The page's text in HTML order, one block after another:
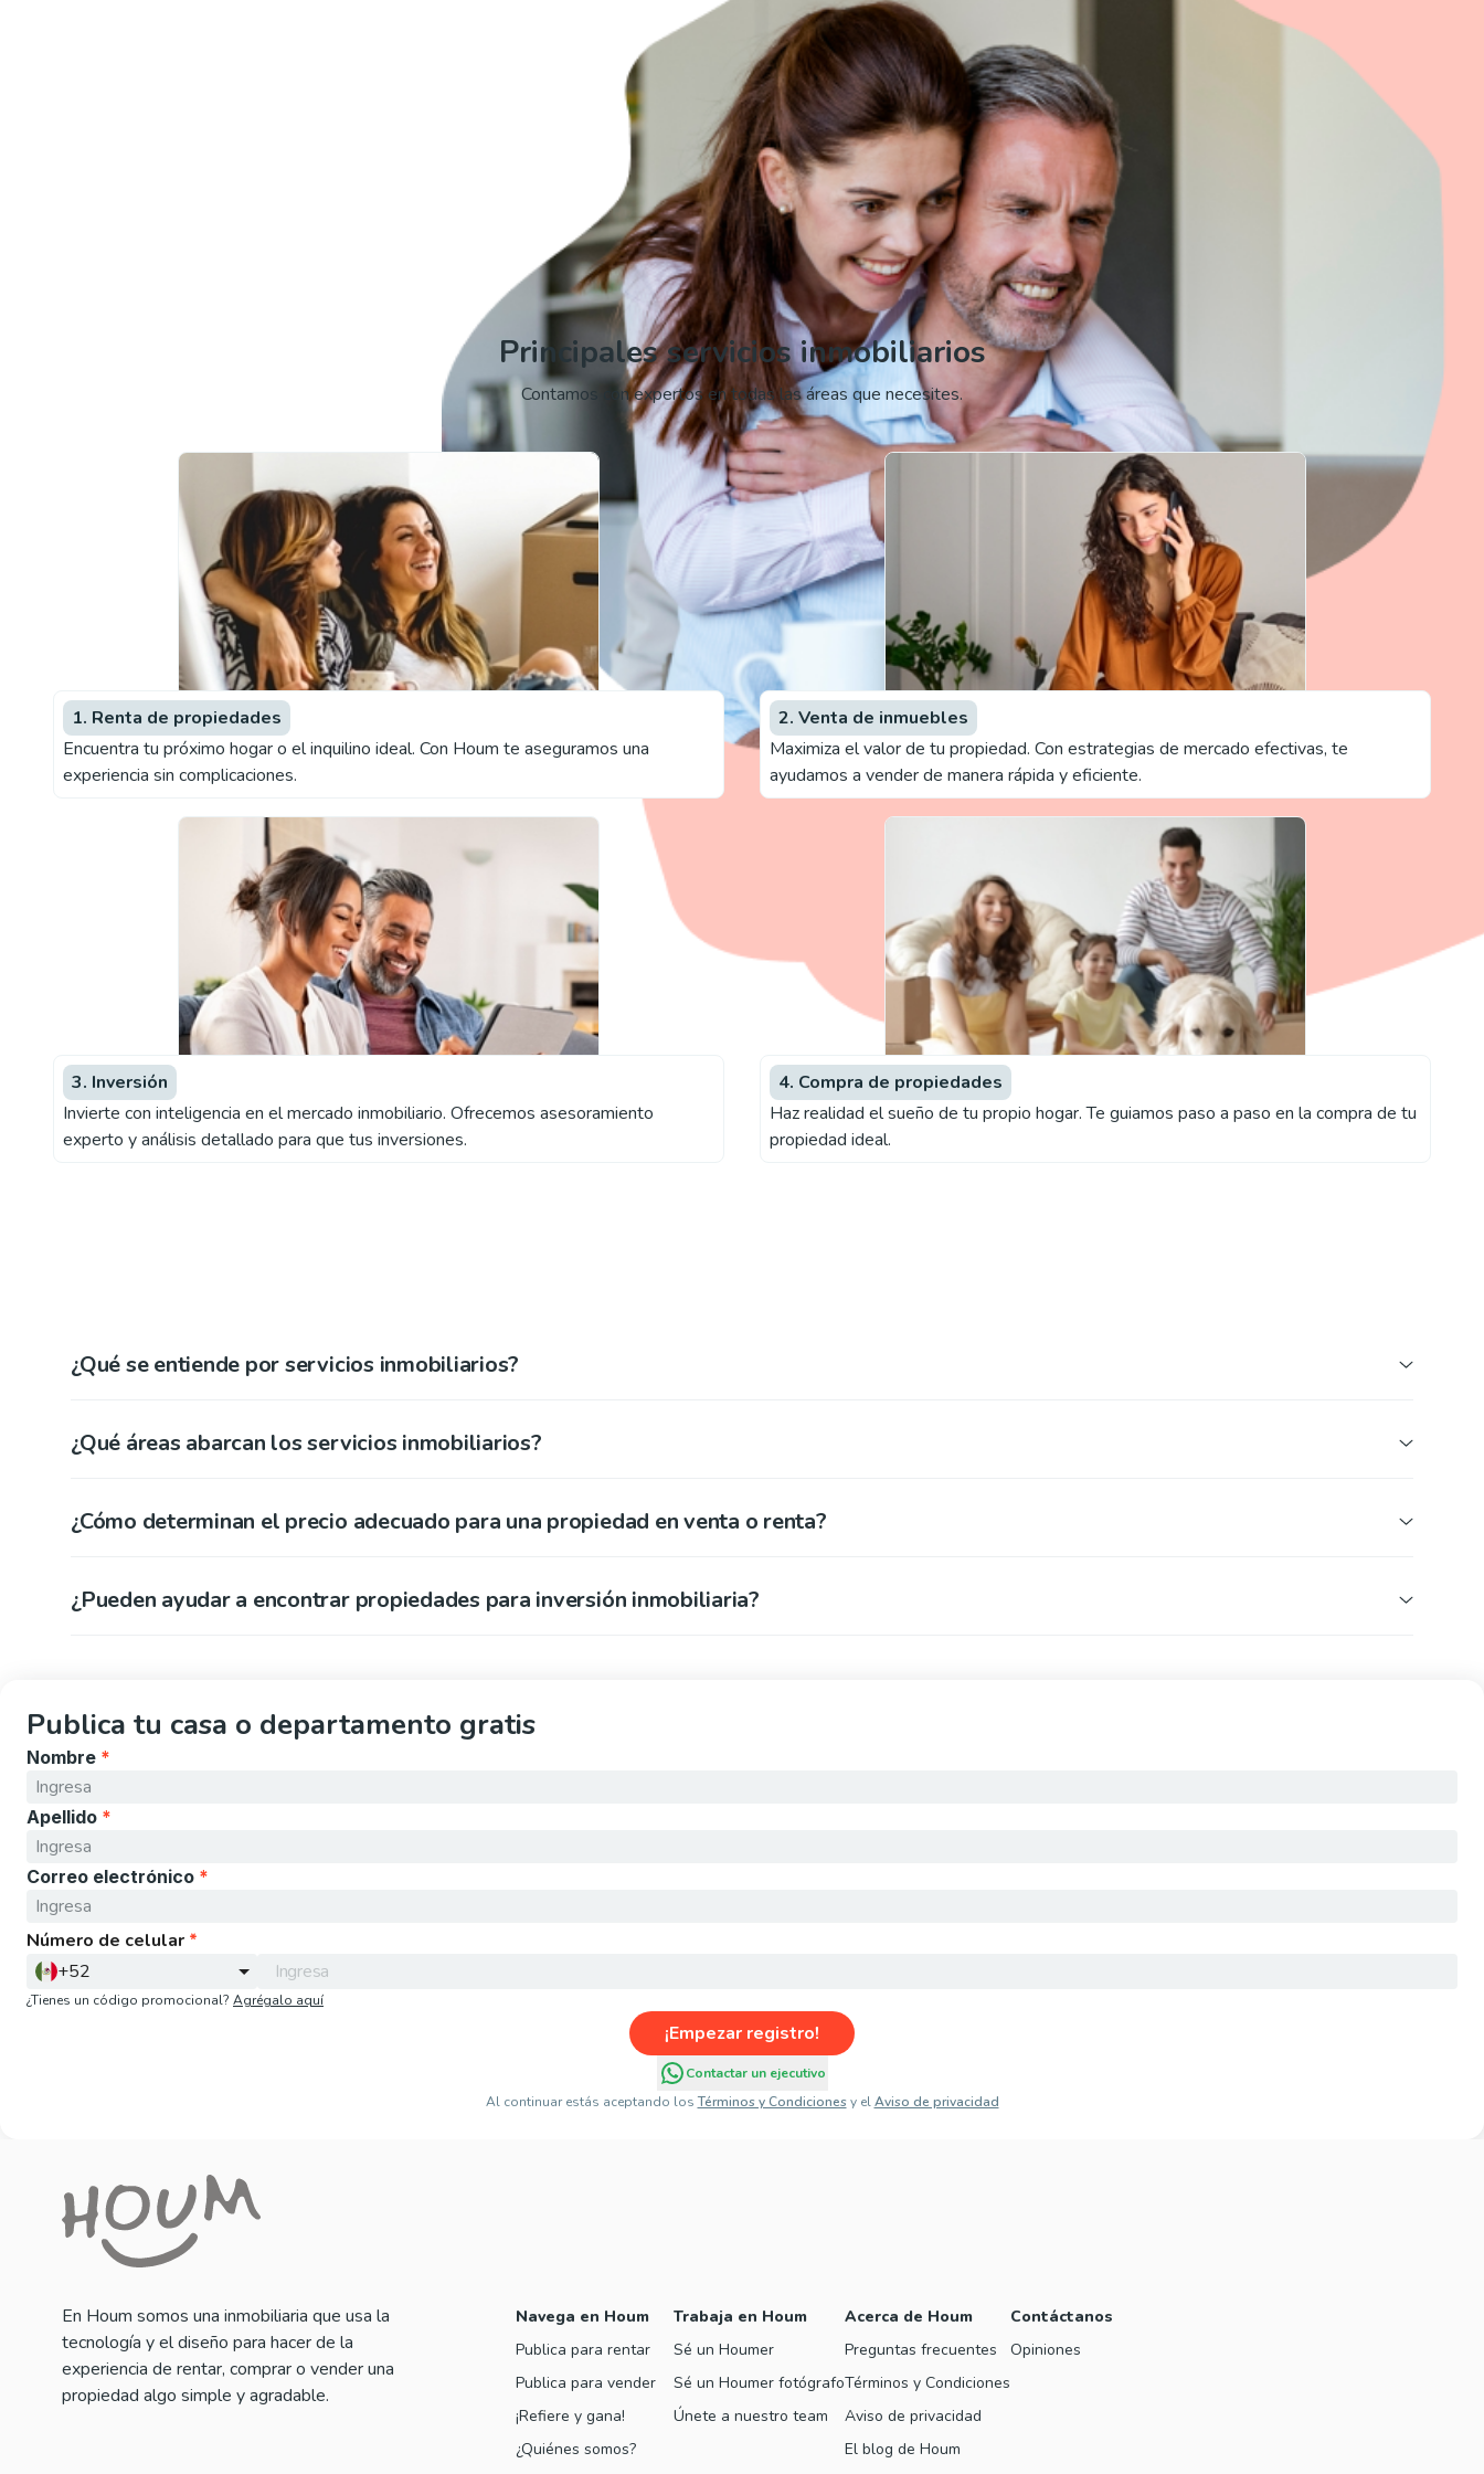
Principales servicios inmobiliarios
Contamos con expertos en todas las áreas que necesites.
1. Renta de propiedades
Encuentra tu próximo hogar o el inquilino ideal. Con Houm te aseguramos una
experiencia sin complicaciones.
2. Venta de inmuebles
Maximiza el valor de tu propiedad. Con estrategias de mercado efectivas, te
ayudamos a vender de manera rápida y eficiente.
3. Inversión
Invierte con inteligencia en el mercado inmobiliario. Ofrecemos asesoramiento
experto y análisis detallado para que tus inversiones.
4. Compra de propiedades
Haz realidad el sueño de tu propio hogar. Te guiamos paso a paso en la compra de tu
propiedad ideal.
¿Qué se entiende por servicios inmobiliarios?
¿Qué áreas abarcan los servicios inmobiliarios?
¿Cómo determinan el precio adecuado para una propiedad en venta o renta?
¿Pueden ayudar a encontrar propiedades para inversión inmobiliaria?
Publica tu casa o departamento gratis
Nombre *
Apellido *
Correo electrónico *
Número de celular *
¿Tienes un código promocional? Agrégalo aquí
¡Empezar registro!
Contactar un ejecutivo
Al continuar estás aceptando los Términos y Condiciones y elAviso de privacidad
En Houm somos una inmobiliaria que usa la
tecnología y el diseño para hacer de la
experiencia de rentar, comprar o vender una
propiedad algo simple y agradable.
Navega en Houm
Publica para rentar
Publica para vender
¡Refiere y gana!
¿Quiénes somos?
Trabaja en Houm
Sé un Houmer
Sé un Houmer fotógrafo
Únete a nuestro team
Acerca de Houm
Preguntas frecuentes
Términos y Condiciones
Aviso de privacidad
El blog de Houm
Contáctanos
Opiniones